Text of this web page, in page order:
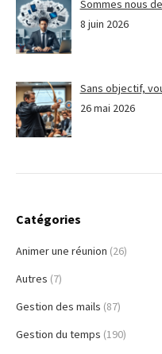
Sommes nous
8 juin 2026
Sans objectif,
26 mai 2026
Catégories
Animer une réunion (26)
Autres (7)
Gestion des mails (87)
Gestion du temps (190)